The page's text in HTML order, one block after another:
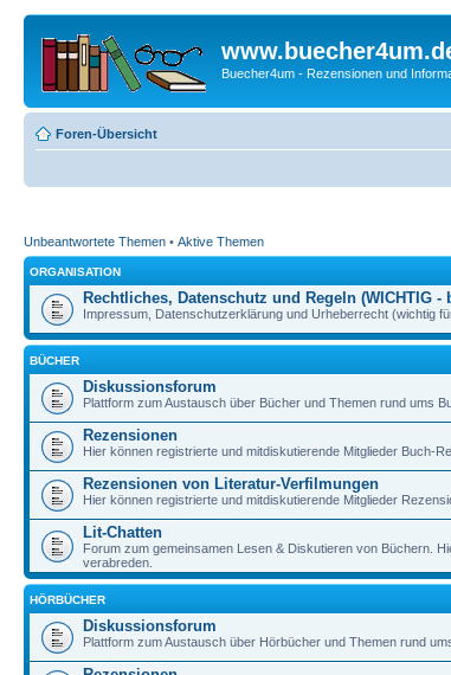
Buecher4um - Rezensionen und
Foren-Übersicht
Unbeantwortete Themen • Aktive Themen
ORGANISATION
Rechtliches, Datenschutz und Regeln (WICHTIG -
Impressum, Datenschutzerklärung und Urheberrecht (wichtig
BÜCHER
Diskussionsforum
Plattform zum Austausch über Bücher und Themen rund ums
Rezensionen
Hier können registrierte und mitdiskutierende Mitglieder Buch-
Rezensionen von Literatur-Verfilmungen
Hier können registrierte und mitdiskutierende Mitglieder
Lit-Chatten
Forum zum gemeinsamen Lesen & Diskutieren von Büchern.
verabreden.
HÖRBÜCHER
Diskussionsforum
Plattform zum Austausch über Hörbücher und Themen rund